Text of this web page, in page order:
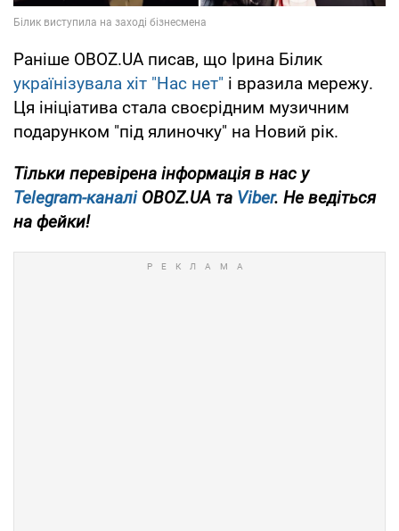
Раніше OBOZ.UA писав, що Ірина Білик
українізувала хіт "Нас нет" і вразила мережу.
Ця ініціатива стала своєрідним музичним
подарунком "під ялиночку" на Новий рік.
Тільки перевірена інформація в нас у
Telegram-каналіOBOZ.UA та Viber. Не ведіться
на фейки!